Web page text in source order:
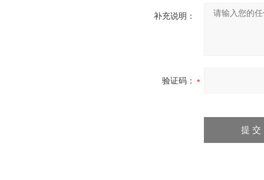
补充说明：
验证码：